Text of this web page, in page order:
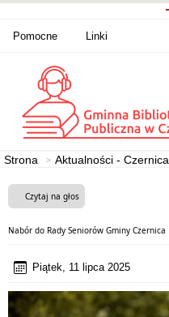
Pomocne Linki
Strona Aktualności - Czernica
Czytaj na głos
Nabór do Rady Seniorów Gminy Czernica
Piątek, 11 lipca 2025